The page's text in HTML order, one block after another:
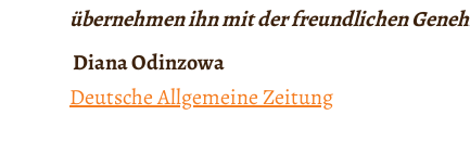
übernehmen ihn mit der freundlichen
Diana Odinzowa
Deutsche Allgemeine Zeitung